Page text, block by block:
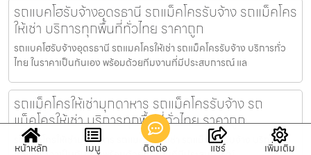
รถแบคโฮรับจ้างอุดรธานี รถแม็คโครรับจ้าง รถแม็คโคร
ให้เช่า บริการทุกพื้นที่ทั่วไทย ราคาถูก
รถแบคโฮรับจ้างอุดรธานี รถแมคโครให้เช่า รถแม็คโครรับจ้าง บริการทั่ว
ไทย ในราคาเป็นกันเอง พร้อมด้วยทีมงานที่มีประสบการณ์ แล
รถแม็คโครให้เช่ามุกดาหาร รถแม็คโครรับจ้าง รถ
แม็คโครให้เช่า บริการทุกพื้นที่ทั่วไทย ราคาถูก
รถแม็คโครให้เช่ามุกดาหาร รถแมคโครให้เช่า รถแม็คโครรับจ้าง บริการทั่ว
หน้าหลัก เมนู ติดต่อ แชร์ เพิ่มเติม